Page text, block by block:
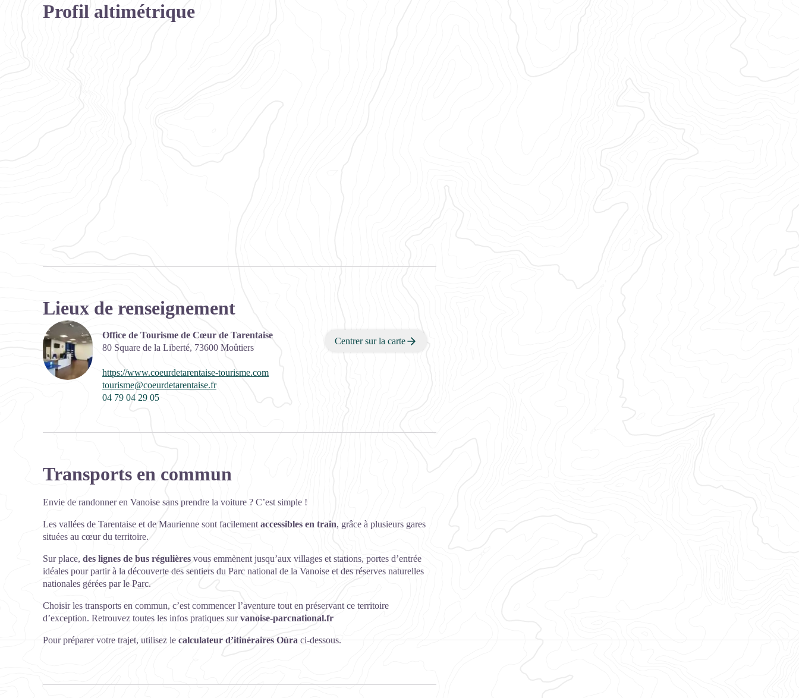
Profil altimétrique
Lieux de renseignement
Office de Tourisme de Cœur de Tarentaise
80 Square de la Liberté, 73600 Moûtiers
Centrer sur la carte
https://www.coeurdetarentaise-tourisme.com
tourisme@coeurdetarentaise.fr
04 79 04 29 05
Transports en commun
Envie de randonner en Vanoise sans prendre la voiture ? C’est simple !
Les vallées de Tarentaise et de Maurienne sont facilement accessibles en train, grâce à plusieurs gares
situées au cœur du territoire.
Sur place, des lignes de bus régulières vous emmènent jusqu’aux villages et stations, portes d’entrée
idéales pour partir à la découverte des sentiers du Parc national de la Vanoise et des réserves naturelles
nationales gérées par le Parc.
Choisir les transports en commun, c’est commencer l’aventure tout en préservant ce territoire
d’exception. Retrouvez toutes les infos pratiques survanoise-parcnational.fr
Pour préparer votre trajet, utilisez le calculateur d’itinéraires Oùra ci-dessous.